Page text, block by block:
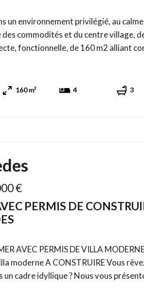
un environnement privilégié, au
commodités et du centre village,
fonctionnelle, de 160 m2 alliant
à manger et le hall. Le grand séjour
160 m² 4 3
€
PERMIS DE
AVEC PERMIS DE VILLA
A CONSTRUIRE Vous rêvez de construire votre
un cadre idyllique ? Nous vous